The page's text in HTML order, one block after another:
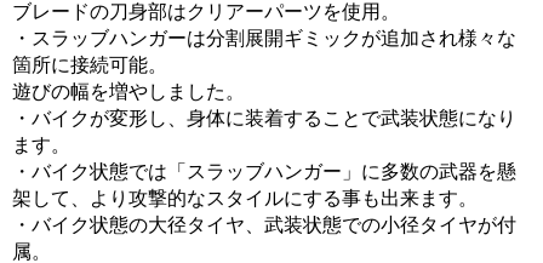
ブレードの刀身部はクリアーパーツを使用。
・スラッブハンガーは分割展開ギミックが追加され様々な
箇所に接続可能。
遊びの幅を増やしました。
・バイクが変形し、身体に装着することで武装状態になり
ます。
・バイク状態では「スラッブハンガー」に多数の武器を懸
架して、より攻撃的なスタイルにする事も出来ます。
・バイク状態の大径タイヤ、武装状態での小径タイヤが付
属。